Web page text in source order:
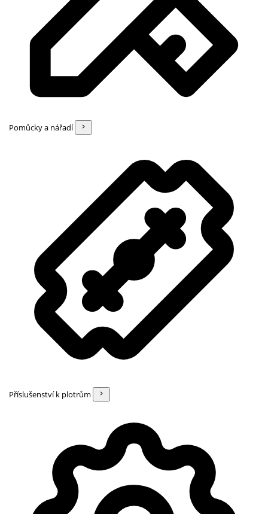
Pomůcky a nářadí
Příslušenství k plotrům